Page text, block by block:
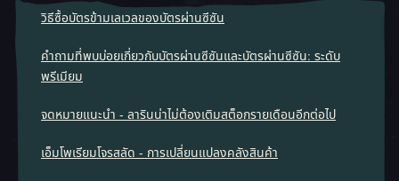
วิธีซื้อบัตรข้ามเลเวลของบัตรผ่านซีซัน
คำถามที่พบบ่อยเกี่ยวกับบัตรผ่านซีซันและบัตรผ่านซีซัน: ระดับ
พรีเมียม
จดหมายแนะนํา - ลารินน่าไม่ต้องเติมสต็อกรายเดือนอีกต่อไป
เอ็มโพเรียมโจรสลัด - การเปลี่ยนแปลงคลังสินค้า